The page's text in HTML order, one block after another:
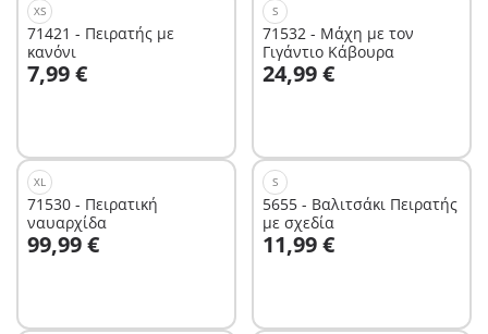
XS
71421 - Πειρατής με
κανόνι
7,99 €
Στο καλάθι
S
71532 - Μάχη με τον
Γιγάντιο Κάβουρα
24,99 €
Στο καλάθι
XL
71530 - Πειρατική
ναυαρχίδα
99,99 €
Στο καλάθι
S
5655 - Βαλιτσάκι Πειρατής
με σχεδία
11,99 €
Στο καλάθι